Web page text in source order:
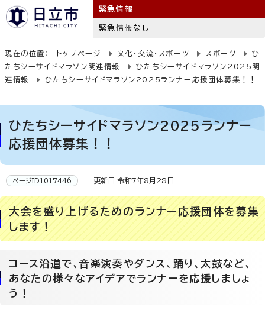
緊急情報
緊急情報なし
現在の位置： トップページ 文化・交流・スポーツ スポーツ
ひ
たちシーサイドマラソン関連情報
ひたちシーサイドマラソン2025関
連情報
ひたちシーサイドマラソン2025ランナー応援団体募集！！
ひたちシーサイドマラソン2025ランナー
応援団体募集！！
ページID1017446 更新日 令和7年8月28日
大会を盛り上げるためのランナー応援団体を募集
します！
コース沿道で、音楽演奏やダンス、踊り、太鼓など、
あなたの様々なアイデアでランナーを応援しましょ
う！